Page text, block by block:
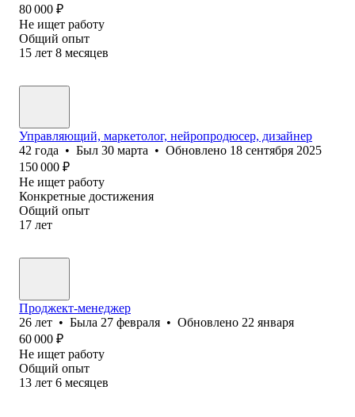
80 000 ₽
Не ищет работу
Общий опыт
15 лет 8 месяцев
Управляющий, маркетолог, нейропродюсер, дизайнер
42 года • Был 30 марта • Обновлено 18 сентября 2025
150 000 ₽
Не ищет работу
Конкретные достижения
Общий опыт
17 лет
Проджект-менеджер
26 лет • Была 27 февраля • Обновлено 22 января
60 000 ₽
Не ищет работу
Общий опыт
13 лет 6 месяцев